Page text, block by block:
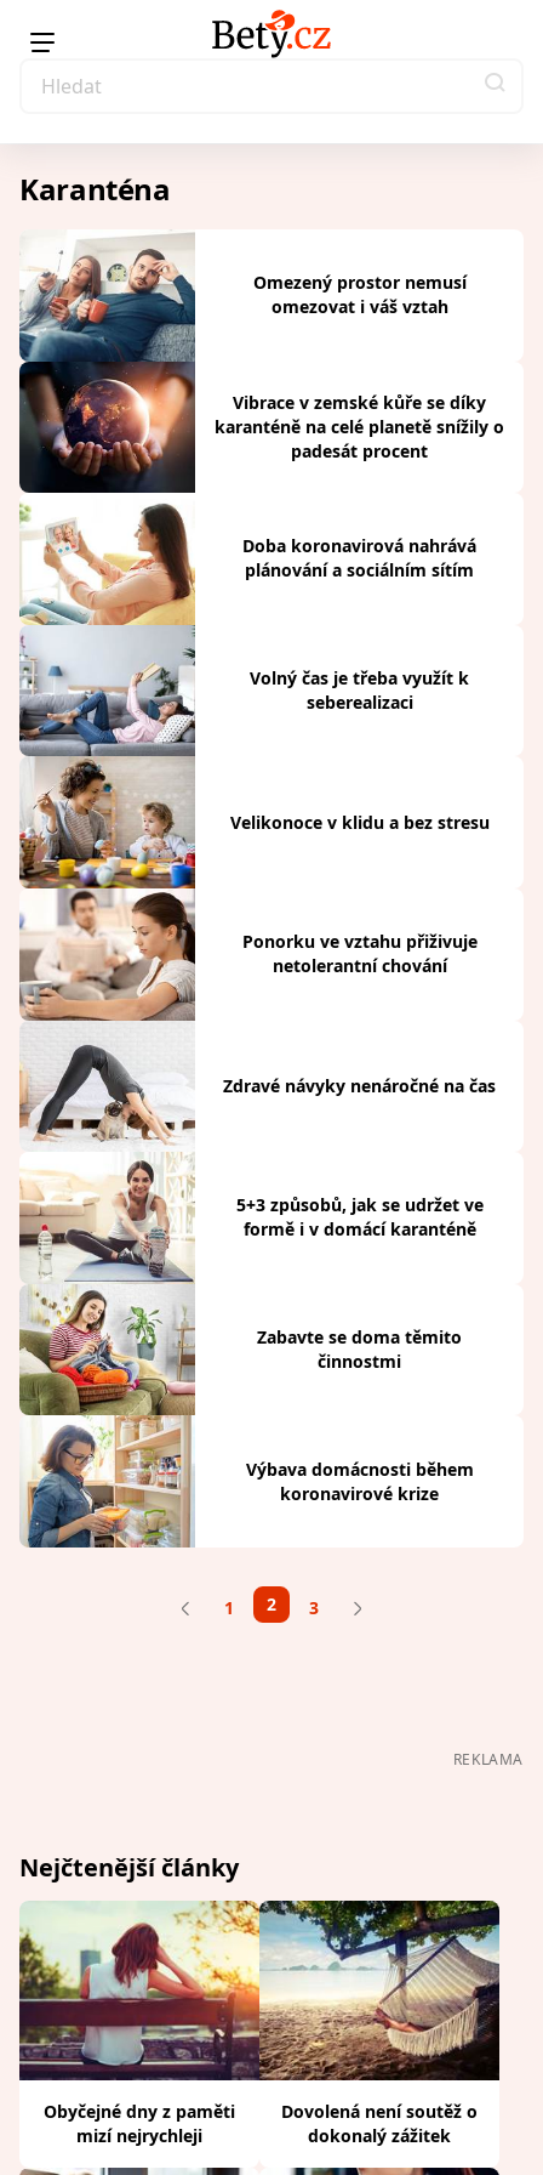
Karanténa
Omezený prostor nemusí
omezovat i váš vztah
Vibrace v zemské kůře se díky
karanténě na celé planetě snížily o
padesát procent
Doba koronavirová nahrává
plánování a sociálním sítím
Volný čas je třeba využít k
seberealizaci
Velikonoce v klidu a bez stresu
Ponorku ve vztahu přiživuje
netolerantní chování
Zdravé návyky nenáročné na čas
5+3 způsobů, jak se udržet ve
formě i v domácí karanténě
Zabavte se doma těmito
činnostmi
Výbava domácnosti během
koronavirové krize
1 2 3
REKLAMA
Nejčtenější články
Obyčejné dny z paměti
mizí nejrychleji
Dovolená není soutěž o
dokonalý zážitek